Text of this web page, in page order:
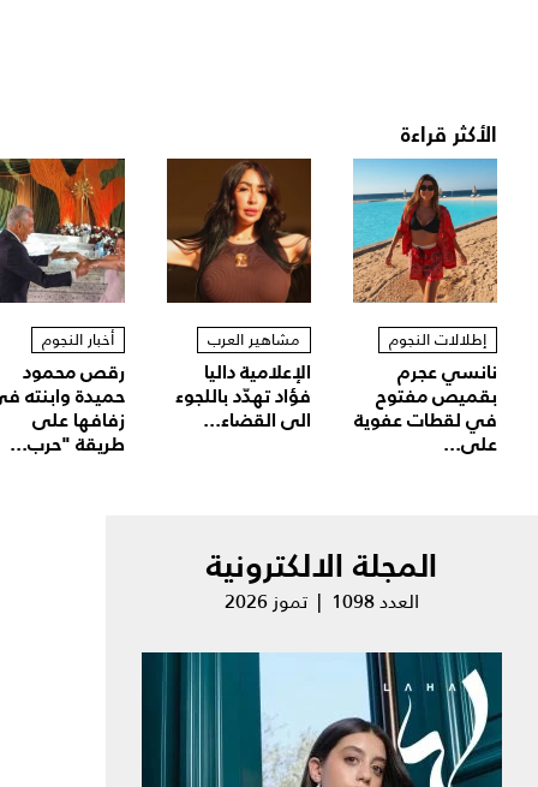
الأكثر قراءة
إطلالات النجوم
نانسي عجرم
بقميص مفتوح
في لقطات عفوية
على...
مشاهير العرب
الإعلامية داليا
فؤاد تهدّد باللجوء
الى القضاء...
أخبار النجوم
رقص محمود
حميدة وابنته
زفافها على
طريقة "حرب...
المجلة الالكترونية
العدد 1098 | تموز 2026